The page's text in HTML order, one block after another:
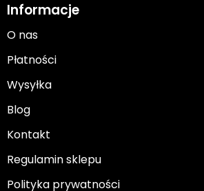
Informacje
O nas
Płatności
Wysyłka
Blog
Kontakt
Regulamin sklepu
Polityka prywatności